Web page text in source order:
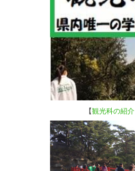
【観光科の紹介